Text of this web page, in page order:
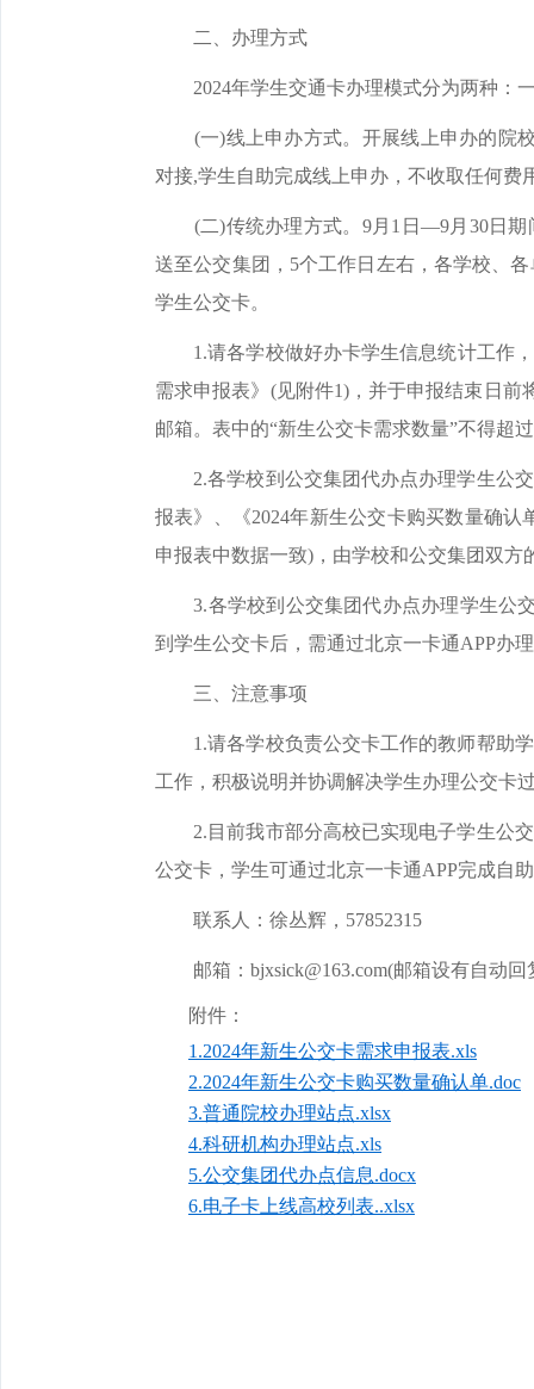
二、办理方式
2024年学生交通卡办理模式分为两种：
(一)线上申办方式。开展线上申办的院校
对接,学生自助完成线上申办，不收取任何费
(二)传统办理方式。9月1日—9月30日期
送至公交集团，5个工作日左右，各学校、
学生公交卡。
1.请各学校做好办卡学生信息统计工作，
需求申报表》(见附件1)，并于申报结束日
邮箱。表中的“新生公交卡需求数量”不得超
2.各学校到公交集团代办点办理学生公交
报表》、《2024年新生公交卡购买数量确
申报表中数据一致)，由学校和公交集团双
3.各学校到公交集团代办点办理学生公交
到学生公交卡后，需通过北京一卡通APP办
三、注意事项
1.请各学校负责公交卡工作的教师帮助学
工作，积极说明并协调解决学生办理公交卡
2.目前我市部分高校已实现电子学生公交
公交卡，学生可通过北京一卡通APP完成自
联系人：徐丛辉，57852315
邮箱：bjxsick@163.com(邮箱设有自动回
附件：
1.2024年新生公交卡需求申报表.xls
2.2024年新生公交卡购买数量确认单.doc
3.普通院校办理站点.xlsx
4.科研机构办理站点.xls
5.公交集团代办点信息.docx
6.电子卡上线高校列表..xlsx